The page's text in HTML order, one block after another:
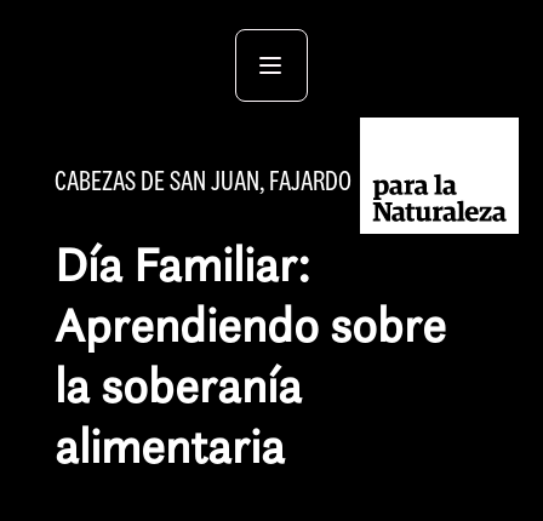
CABEZAS DE SAN JUAN, FAJARDO
Día Familiar:
Aprendiendo sobre
la soberanía
alimentaria